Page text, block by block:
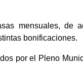
mensuales, de
bonificaciones.
por el Pleno